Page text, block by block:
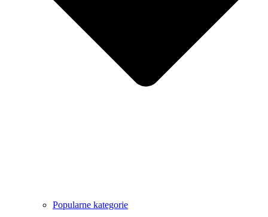
Popularne kategorie